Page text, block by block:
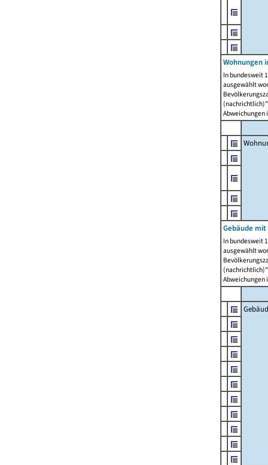
Wohnungen
In bundesweit
ausgewählt
Abweichungen
Gebäude
In bundesweit
ausgewählt
Abweichungen